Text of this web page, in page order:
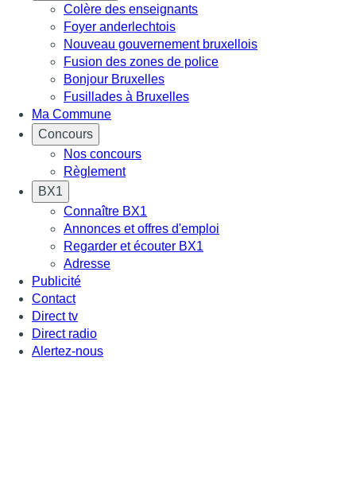
Colère des enseignants
Foyer anderlechtois
Nouveau gouvernement bruxellois
Fusion des zones de police
Bonjour Bruxelles
Fusillades à Bruxelles
Ma Commune
Concours
Nos concours
Règlement
BX1
Connaître BX1
Annonces et offres d'emploi
Regarder et écouter BX1
Adresse
Publicité
Contact
Direct tv
Direct radio
Alertez-nous